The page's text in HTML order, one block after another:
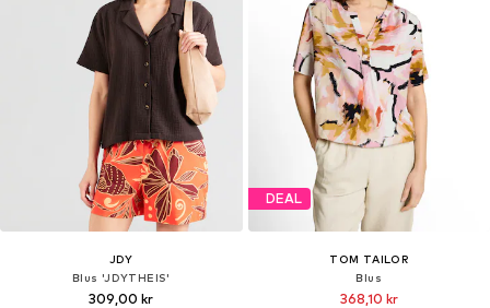
JDY
Blus 'JDYTHEIS'
309,00 kr
DEAL
TOM TAILOR
Blus
368,10 kr